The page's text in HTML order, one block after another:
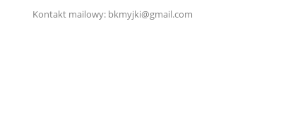
Kontakt mailowy: bkmyjki@gmail.com